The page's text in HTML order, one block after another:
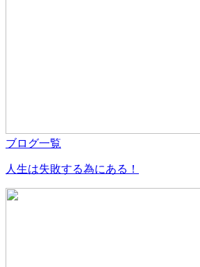
ブログ一覧
人生は失敗する為にある！